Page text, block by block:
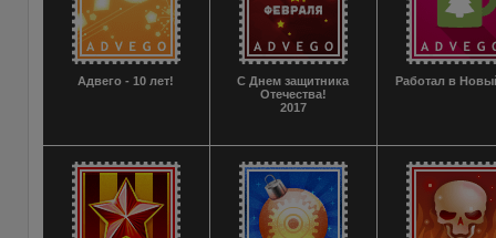
Адвего - 10 лет!
С Днем защитника
Отечества!
2017
Работал в